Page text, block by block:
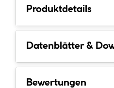
Produktdetails
Datenblätter &
Bewertungen